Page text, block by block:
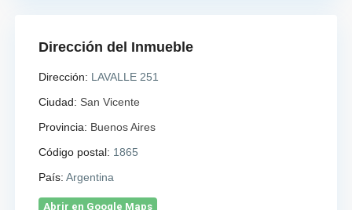
Dirección del Inmueble
Dirección: LAVALLE 251
Ciudad: San Vicente
Provincia: Buenos Aires
Código postal: 1865
País: Argentina
Abrir en Google Maps